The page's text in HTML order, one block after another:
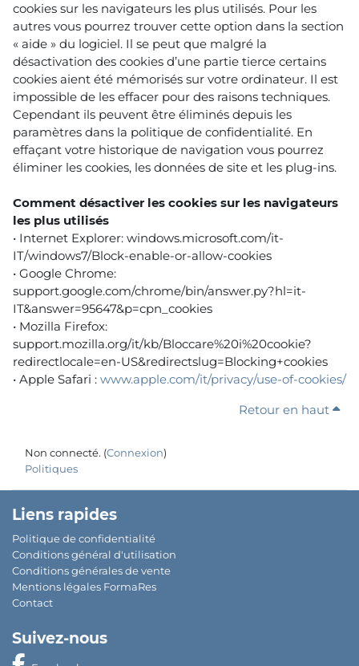
cookies sur les navigateurs les plus utilisés. Pour les
autres vous pourrez trouver cette option dans la section
« aide » du logiciel. Il se peut que malgré la
désactivation des cookies d’une partie tierce certains
cookies aient été mémorisés sur votre ordinateur. Il est
impossible de les effacer pour des raisons techniques.
Cependant ils peuvent être éliminés depuis les
paramètres dans la politique de confidentialité. En
effaçant votre historique de navigation vous pourrez
éliminer les cookies, les données de site et les plug-ins.
Comment désactiver les cookies sur les navigateurs
les plus utilisés
• Internet Explorer: windows.microsoft.com/it-
IT/windows7/Block-enable-or-allow-cookies
• Google Chrome:
support.google.com/chrome/bin/answer.py?hl=it-
IT&answer=95647&p=cpn_cookies
• Mozilla Firefox:
support.mozilla.org/it/kb/Bloccare%20i%20cookie?
redirectlocale=en-US&redirectslug=Blocking+cookies
• Apple Safari : www.apple.com/it/privacy/use-of-cookies/
Retour en haut
Non connecté. (Connexion)
Politiques
Liens rapides
Politique de confidentialité
Conditions général d'utilisation
Conditions générales de vente
Mentions légales FormaRes
Contact
Suivez-nous